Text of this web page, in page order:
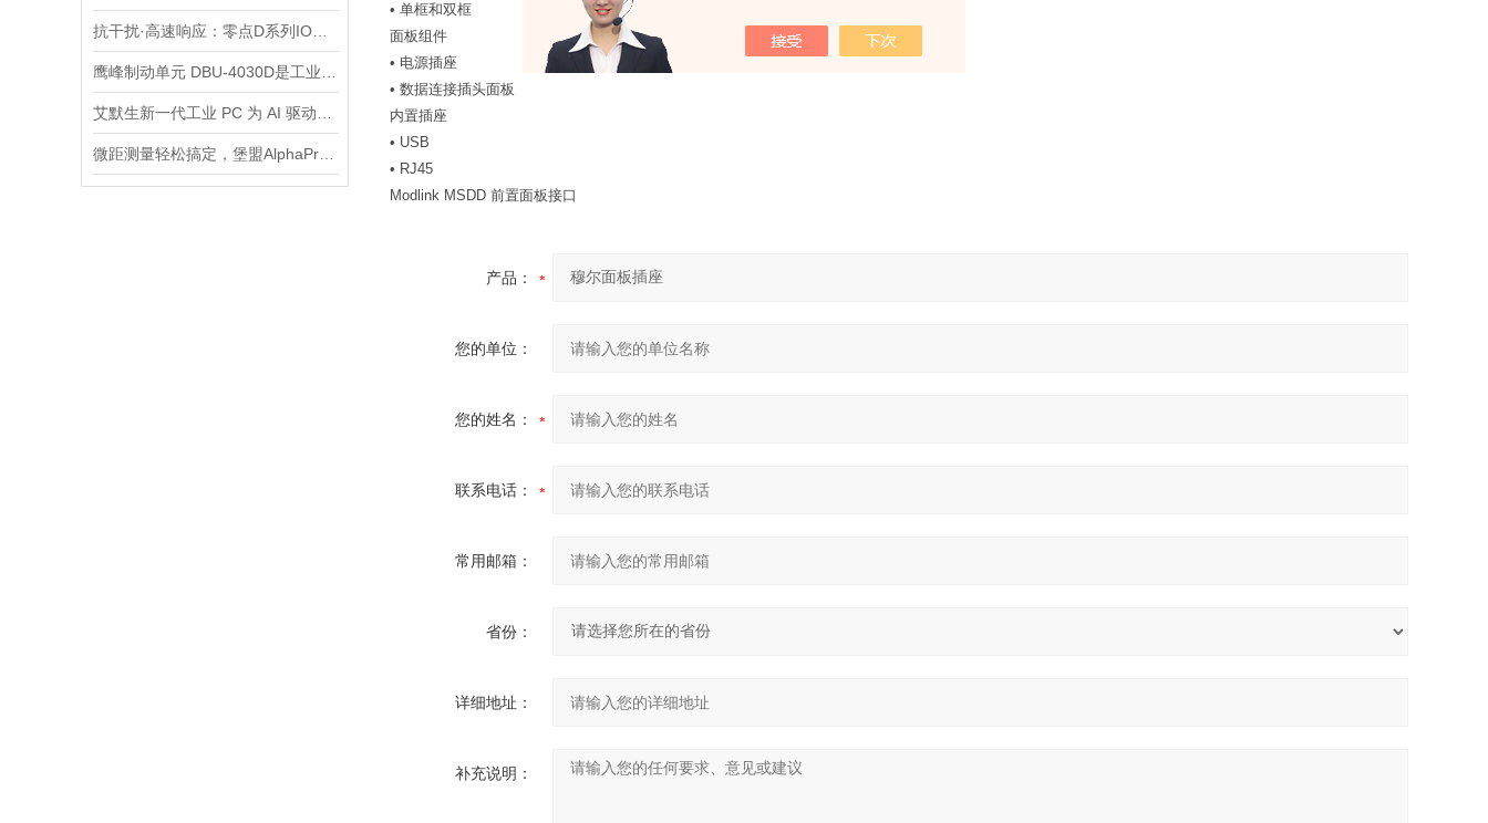
• 单框和双框
面板组件
• 电源插座
• 数据连接插头面板
内置插座
• USB
• RJ45
Modlink MSDD 前置面板接口
产品：
您的单位：
您的姓名：
联系电话：
常用邮箱：
省份：
详细地址：
补充说明：